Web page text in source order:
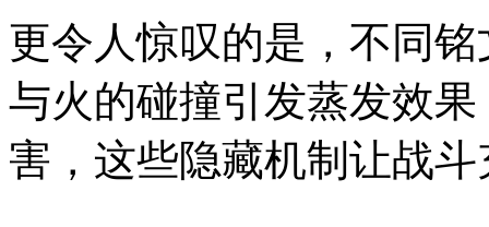
更令人惊叹的是，不同
与火的碰撞引发蒸发效
害，这些隐藏机制让战